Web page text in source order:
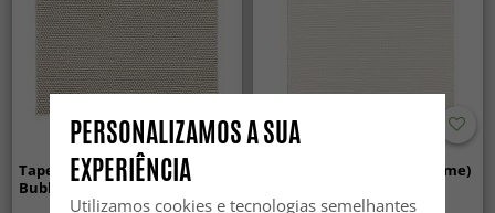
Tapete de lã - Avafors Wool
Bubble (bege)
Tapete de lã - Coastal (creme)
PERSONALIZAMOS A SUA
EXPERIÊNCIA
Utilizamos cookies e tecnologias semelhantes